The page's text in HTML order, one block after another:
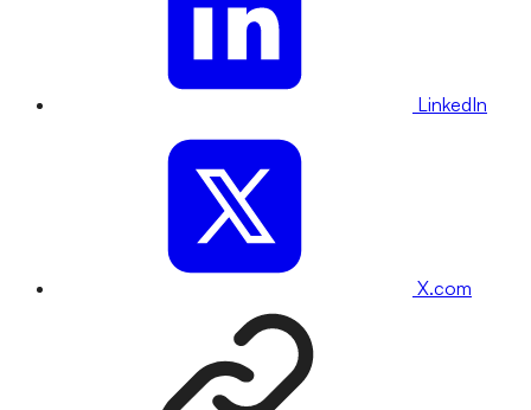
LinkedIn
X.com